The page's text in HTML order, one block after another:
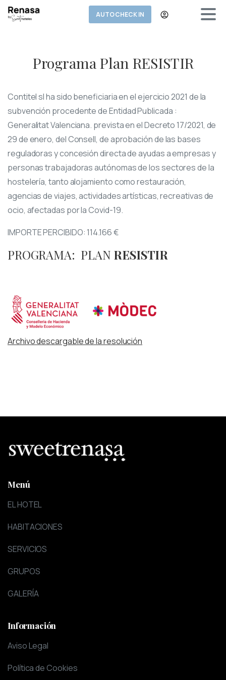
AUTO CHECK IN
Programa Plan RESISTIR
Contitel sl ha sido beneficiaria en el ejercicio 2021 de la
subvención procedente de Entidad Publicada :
Generalitat Valenciana. prevista en el Decreto 17/2021, de
29 de enero, del Consell, de aprobación de las bases
reguladoras y concesión directa de ayudas a empresas y
personas trabajadoras autónomas de los sectores de la
hostelería, tanto alojamiento como restauración,
agencias de viajes, actividades artísticas, recreativas de
ocio, afectadas por la Covid-19.
IMPORTE PERCIBIDO: 114.166 €
PROGRAMA: PLAN RESISTIR
Archivo descargable de la resolución
Menú
EL HOTEL
HABITACIONES
SERVICIOS
GRUPOS
GALERÍA
Información
Aviso Legal
Política de Cookies